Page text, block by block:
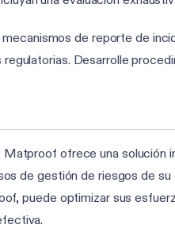
mecanismos de reporte de
Desarrolle
ofrece una solución
de gestión de riesgos de
puede optimizar sus